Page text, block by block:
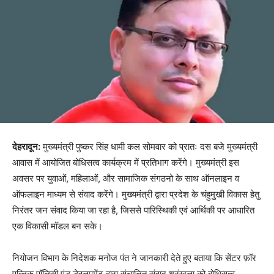
देहरादून:मुख्यमंत्री पुष्कर सिंह धामी कल सोमवार को प्रातः दस बजे मुख्यमंत्री
आवास में आयोजित बोधिसत्व कार्यक्रम में प्रतिभाग करेंगे। मुख्यमंत्री इस
अवसर पर युवाओं, महिलाओं, और सामाजिक संगठनो के साथ ऑनलाइन व
ऑफलाइन माध्यम से संवाद करेंगे। मुख्यमंत्री द्वारा प्रदेश के चंहुमुखी विकास हेतु
निरंतर जन संवाद किया जा रहा है, जिससे पारिस्थिकी एवं आर्थिकी पर आधारित
एक विकासी मॉडल बन सके।
नियोजन विभाग के निदेशक मनोज पंत ने जानकारी देते हुए बताया कि सेंटर फ़ॉर